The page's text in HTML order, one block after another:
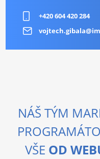
+420 604 420 284
NÁŠ TÝM
VŠE OD